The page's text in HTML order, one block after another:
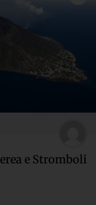
e Stromboli